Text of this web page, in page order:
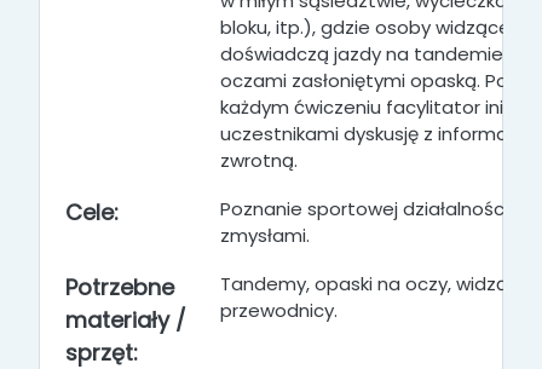
bloku, itp.), gdzie osoby widzące
doświadczą jazdy na tandemie z
oczami zasłoniętymi opaską. Po
każdym ćwiczeniu facylitator
uczestnikami dyskusję z informacją
zwrotną.
Cele:
Poznanie sportowej działalności
zmysłami.
Potrzebne
materiały /
sprzęt:
Tandemy, opaski na oczy, widzący
przewodnicy.